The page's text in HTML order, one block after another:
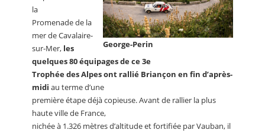
George-Perin
la
Promenade de la
mer de Cavalaire-
sur-Mer, les
quelques 80 équipages de ce 3e
Trophée des Alpes ont rallié Briançon en fin d’après-
midi au terme d’une
première étape déjà copieuse. Avant de rallier la plus
haute ville de France,
nichée à 1.326 mètres d’altitude et fortifiée par Vauban, il